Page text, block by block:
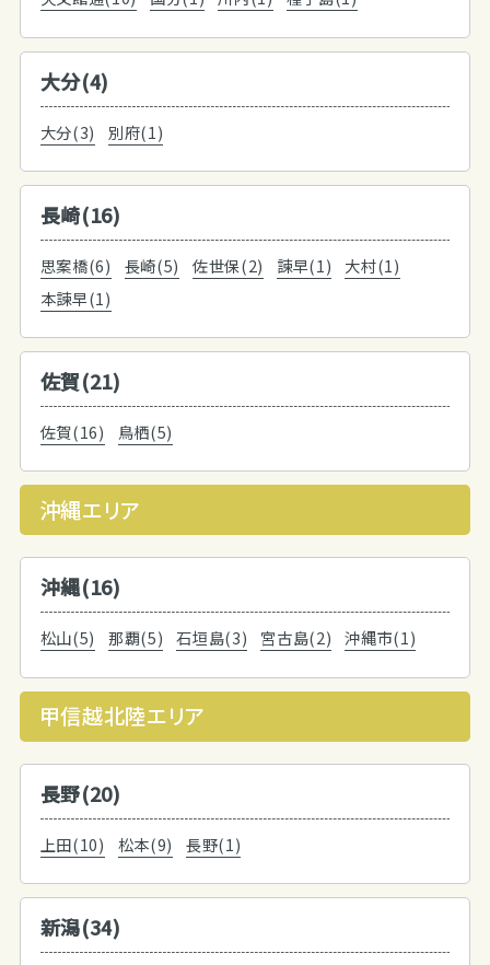
大分(4)
大分(3) 別府(1)
長崎(16)
思案橋(6) 長崎(5) 佐世保(2) 諫早(1)
大村(1)
本諫早(1)
佐賀(21)
佐賀(16) 鳥栖(5)
沖縄エリア
沖縄(16)
松山(5) 那覇(5) 石垣島(3) 宮古島(2) 沖縄市(1)
甲信越北陸エリア
長野(20)
上田(10) 松本(9) 長野(1)
新潟(34)